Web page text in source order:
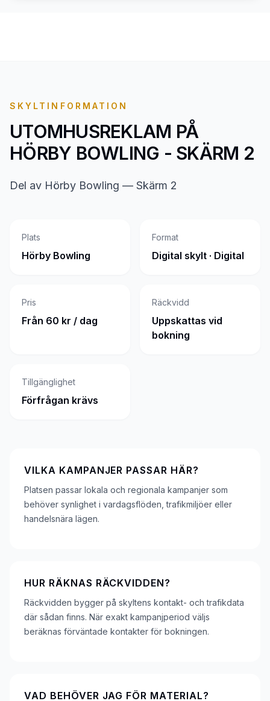
SKYLTINFORMATION
UTOMHUSREKLAM PÅ
HÖRBY BOWLING - SKÄRM 2
Del av Hörby Bowling — Skärm 2
Plats
Hörby Bowling
Format
Digital skylt · Digital
Pris
Från 60 kr / dag
Räckvidd
Uppskattas vid
bokning
Tillgänglighet
Förfrågan krävs
VILKA KAMPANJER PASSAR HÄR?
Platsen passar lokala och regionala kampanjer som
behöver synlighet i vardagsflöden, trafikmiljöer eller
handelsnära lägen.
HUR RÄKNAS RÄCKVIDDEN?
Räckvidden bygger på skyltens kontakt- och trafikdata
där sådan finns. När exakt kampanjperiod väljs
beräknas förväntade kontakter för bokningen.
VAD BEHÖVER JAG FÖR MATERIAL?